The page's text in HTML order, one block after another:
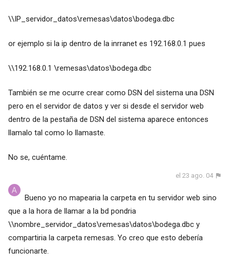
\\IP_servidor_datos\remesas\datos\bodega.dbc
or ejemplo si la ip dentro de la inrranet es 192.168.0.1 pues
\\192.168.0.1 \remesas\datos\bodega.dbc
También se me ocurre crear como DSN del sistema una DSN
pero en el servidor de datos y ver si desde el servidor web
dentro de la pestaña de DSN del sistema aparece entonces
llamalo tal como lo llamaste.
No se, cuéntame.
el 23 ago. 04
Bueno yo no mapearia la carpeta en tu servidor web sino
que a la hora de llamar a la bd pondria
\\nombre_servidor_datos\remesas\datos\bodega.dbc y
compartiria la carpeta remesas. Yo creo que esto debería
funcionarte.